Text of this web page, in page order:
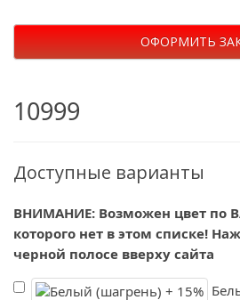
ОФОРМИТЬ
10999
Доступные варианты
ВНИМАНИЕ: Возможен цвет по
которого нет в этом списке!
черной полосе вверху сайта